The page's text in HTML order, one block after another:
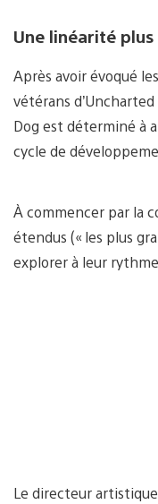
Une linéarité
Après avoir évoqué
vétérans
Dog est déterminé à
cycle de
À commencer par la
étendus (« les plus
explorer à leur
Le directeur